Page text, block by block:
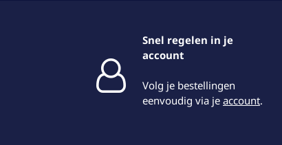
Snel regelen in je
account
Volg je bestellingen
eenvoudig via je account.